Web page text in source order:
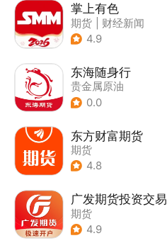
掌上有色
期货
财经新闻
| 贵金属原油
4.9
东海随身行
贵金属原油
0.0
东方财富期货
期货
4.8
广发期货投资交易
期货
4.9